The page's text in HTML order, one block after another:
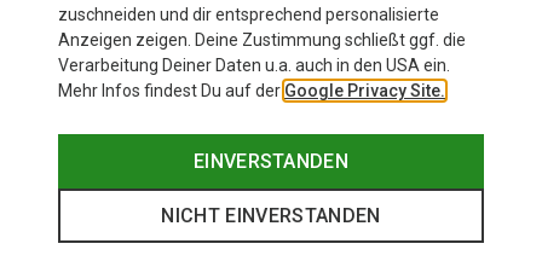
zuschneiden und dir entsprechend personalisierte
Anzeigen zeigen. Deine Zustimmung schließt ggf. die
Verarbeitung Deiner Daten u.a. auch in den USA ein.
Mehr Infos findest Du auf der Google Privacy Site.
EINVERSTANDEN
NICHT EINVERSTANDEN